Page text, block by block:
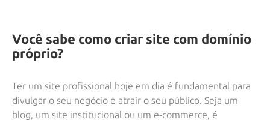
Você sabe como criar site com domínio
próprio?
Ter um site profissional hoje em dia é fundamental para
divulgar o seu negócio e atrair o seu público. Seja um
blog, um site institucional ou um e-commerce, é